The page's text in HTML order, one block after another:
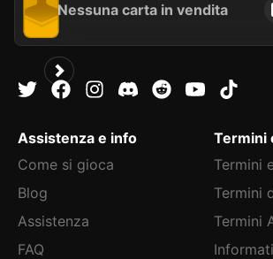
Nessuna carta in vendita
Assistenza e info
Come si gioca
Blog
Assistenza
FAQ
Termini
Termini
Termini
Termini